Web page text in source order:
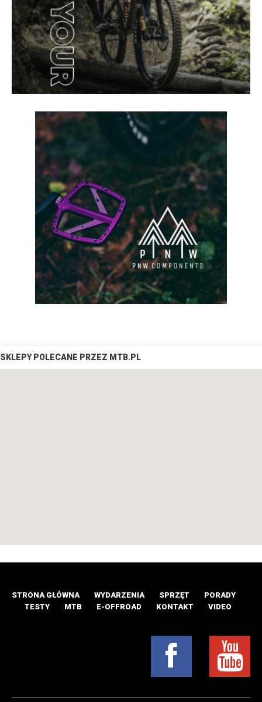
SKLEPY POLECANE PRZEZ MTB.PL
STRONA GŁÓWNA WYDARZENIA SPRZĘT
PORADY
TESTY
MTB E-OFFROAD KONTAKT VIDEO